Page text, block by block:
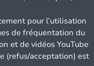
pour l’utilisation
de fréquentation du
et de vidéos YouTube
(refus/acceptation) est